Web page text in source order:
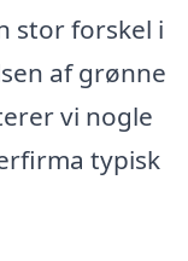
stor forskel i
af grønne
vi nogle
typisk